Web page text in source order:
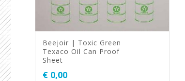
Beejoir | Toxic Green
Texaco Oil Can Proof
Sheet
€ 0,00